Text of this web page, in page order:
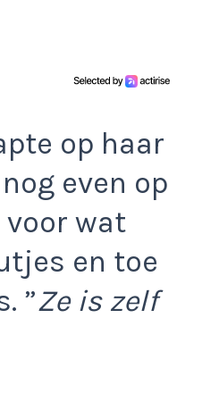
op haar
even op
voor wat
en toe
”Ze is zelf